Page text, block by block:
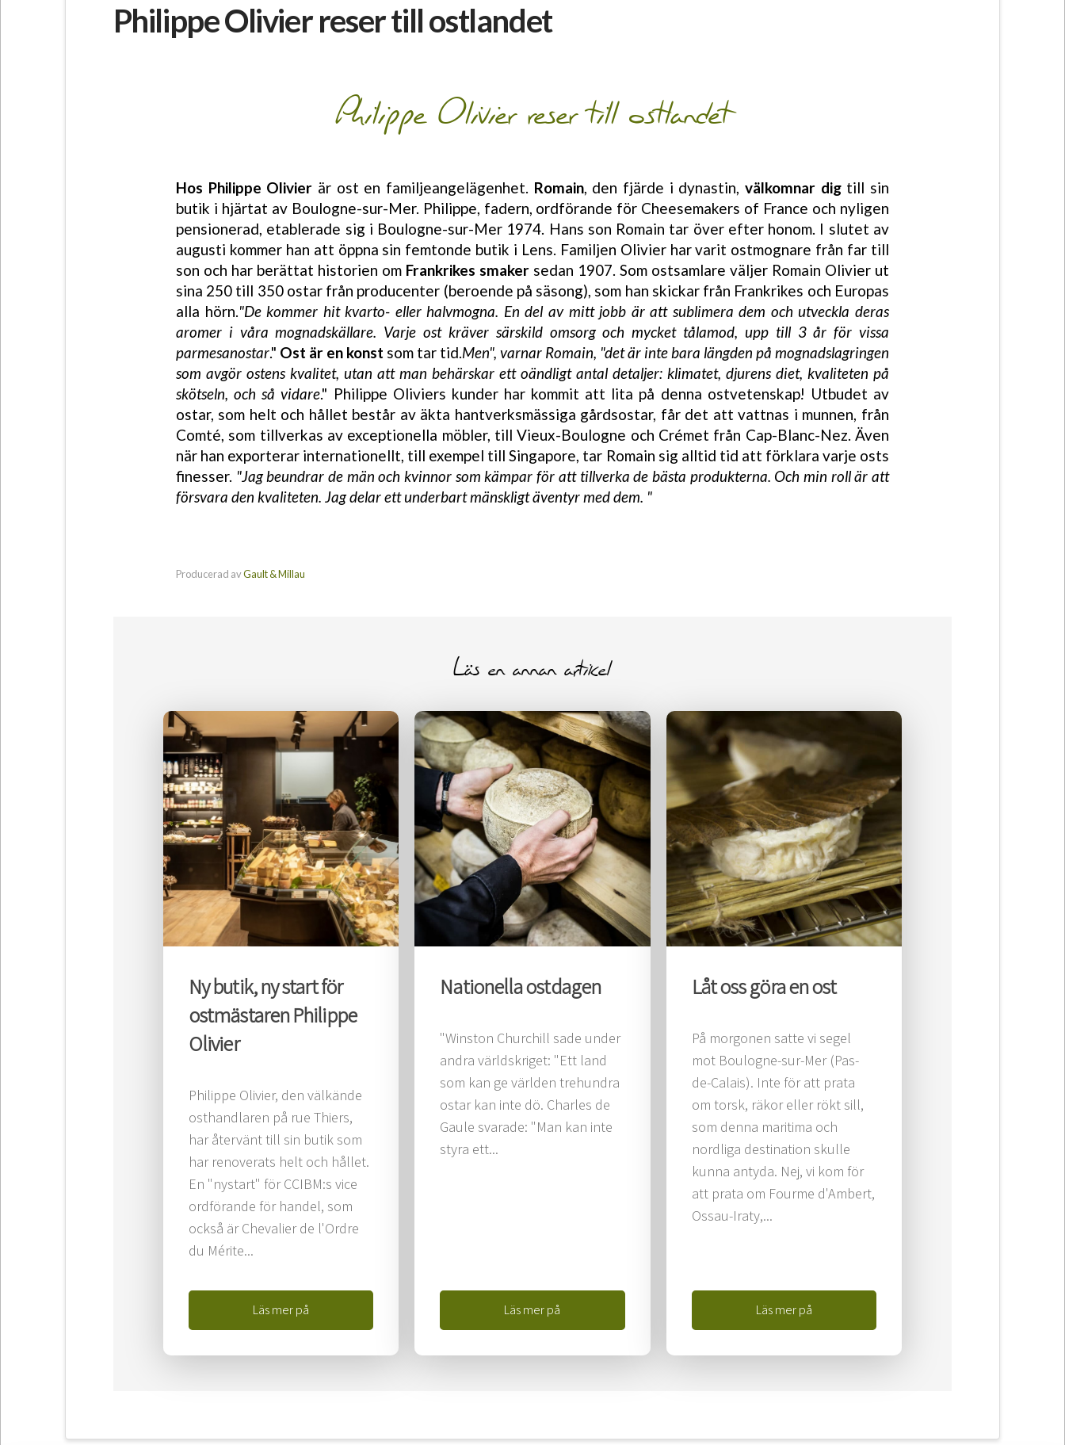
Philippe Olivier reser till ostlandet
Philippe Olivier reser till ostlandet
Hos Philippe Olivier är ost en familjeangelägenhet. Romain, den fjärde i dynastin,välkomnar digtill sin
butik i hjärtat av Boulogne-sur-Mer. Philippe, fadern, ordförande för Cheesemakers of France och nyligen
pensionerad, etablerade sig i Boulogne-sur-Mer 1974. Hans son Romain tar över efter honom. I slutet av
augusti kommer han att öppna sin femtonde butik i Lens. Familjen Olivier har varit ostmognare från far till
son och har berättat historien om Frankrikes smakersedan 1907. Som ostsamlare väljer Romain Olivier ut
sina 250 till 350 ostar från producenter (beroende på säsong), som han skickar från Frankrikes och Europas
alla hörn."De kommer hit kvarto- eller halvmogna. En del av mitt jobb är att sublimera dem och utveckla deras
aromer i våra mognadskällare. Varje ost kräver särskild omsorg och mycket tålamod, upp till 3 år för vissa
parmesanostar." Ost är en konst som tar tid.Men", varnar Romain, "det är inte bara längden på mognadslagringen
som avgör ostens kvalitet, utan att man behärskar ett oändligt antal detaljer: klimatet, djurens diet, kvaliteten på
skötseln, och så vidare." Philippe Oliviers kunder har kommit att lita på denna ostvetenskap! Utbudet av
ostar, som helt och hållet består av äkta hantverksmässiga gårdsostar, får det att vattnas i munnen, från
Comté, som tillverkas av exceptionella möbler, till Vieux-Boulogne och Crémet från Cap-Blanc-Nez. Även
när han exporterar internationellt, till exempel till Singapore, tar Romain sig alltid tid att förklara varje osts
finesser. "Jag beundrar de män och kvinnor som kämpar för att tillverka de bästa produkterna. Och min roll är att
försvara den kvaliteten. Jag delar ett underbart mänskligt äventyr med dem. "
Producerad avGault & Millau
Läs en annan artikel
Ny butik, ny start för
ostmästaren Philippe
Olivier
Philippe Olivier, den välkände
osthandlaren på rue Thiers,
har återvänt till sin butik som
har renoverats helt och hållet.
En "nystart" för CCIBM:s vice
ordförande för handel, som
också är Chevalier de l'Ordre
du Mérite...
Läs mer på
Nationella ostdagen
"Winston Churchill sade under
andra världskriget: "Ett land
som kan ge världen trehundra
ostar kan inte dö. Charles de
Gaule svarade: "Man kan inte
styra ett...
Läs mer på
Låt oss göra en ost
På morgonen satte vi segel
mot Boulogne-sur-Mer (Pas-
de-Calais). Inte för att prata
om torsk, räkor eller rökt sill,
som denna maritima och
nordliga destination skulle
kunna antyda. Nej, vi kom för
att prata om Fourme d'Ambert,
Ossau-Iraty,...
Läs mer på